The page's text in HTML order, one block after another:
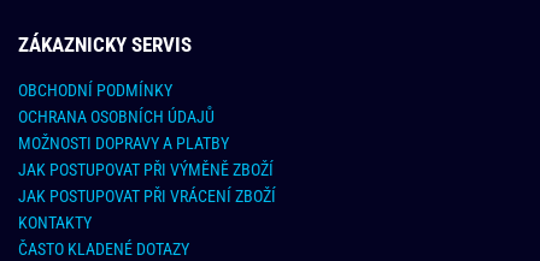
ZÁKAZNICKY SERVIS
OBCHODNÍ PODMÍNKY
OCHRANA OSOBNÍCH ÚDAJŮ
MOŽNOSTI DOPRAVY A PLATBY
JAK POSTUPOVAT PŘI VÝMĚNĚ ZBOŽÍ
JAK POSTUPOVAT PŘI VRÁCENÍ ZBOŽÍ
KONTAKTY
ČASTO KLADENÉ DOTAZY